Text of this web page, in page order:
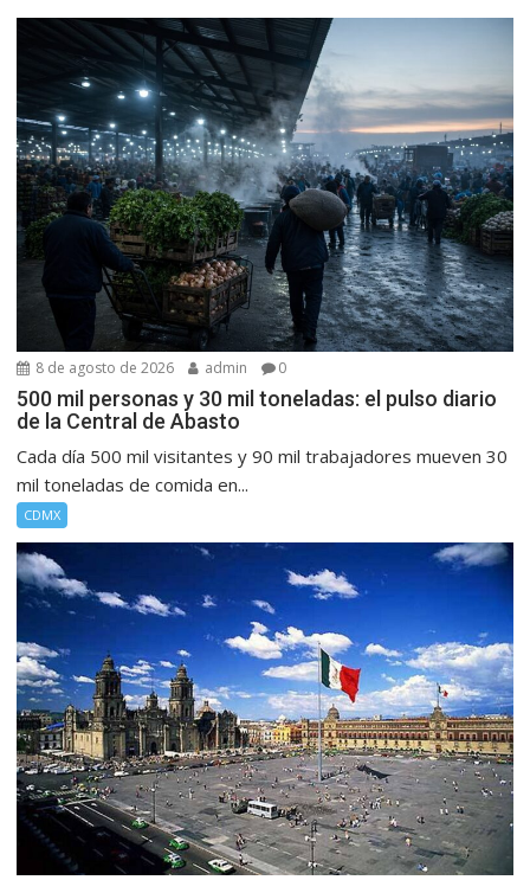
8 de agosto de 2026 admin 0
500 mil personas y 30 mil toneladas: el pulso diario
de la Central de Abasto
Cada día 500 mil visitantes y 90 mil trabajadores mueven 30
mil toneladas de comida en...
CDMX